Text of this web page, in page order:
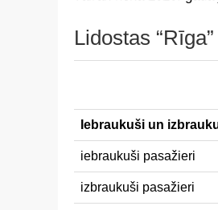
Lidostas
Iebraukuši un
iebraukuši pasažieri
izbraukuši pasažieri